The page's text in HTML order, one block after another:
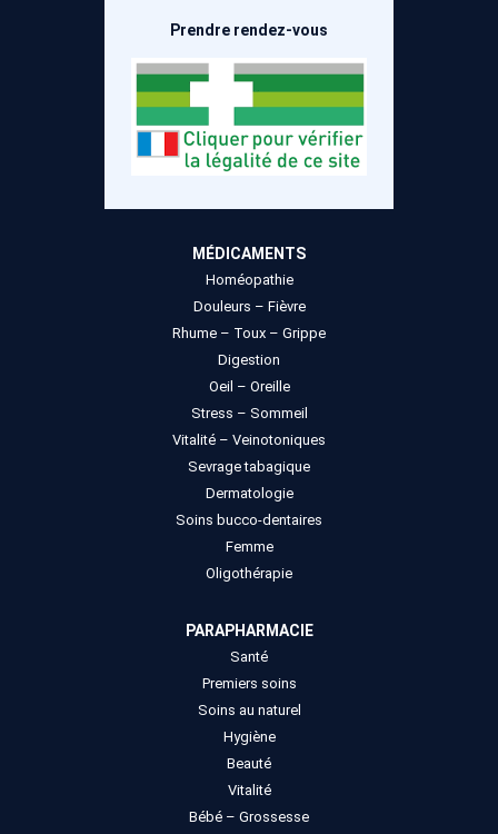
Prendre rendez-vous
MÉDICAMENTS
Homéopathie
Douleurs – Fièvre
Rhume – Toux – Grippe
Digestion
Oeil – Oreille
Stress – Sommeil
Vitalité – Veinotoniques
Sevrage tabagique
Dermatologie
Soins bucco-dentaires
Femme
Oligothérapie
PARAPHARMACIE
Santé
Premiers soins
Soins au naturel
Hygiène
Beauté
Vitalité
Bébé – Grossesse